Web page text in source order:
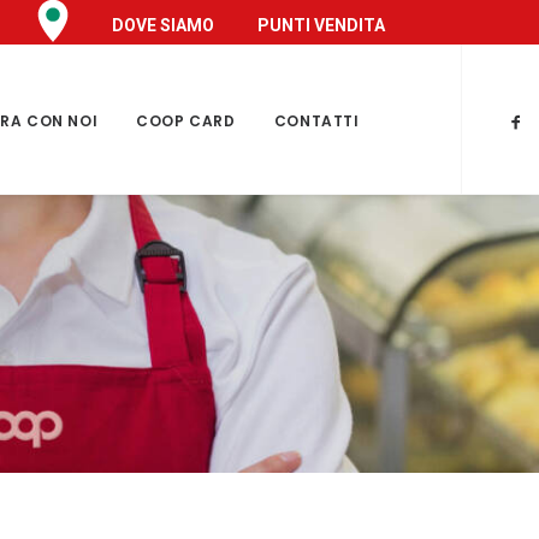
DOVE SIAMO PUNTI VENDITA
CON NOI COOP CARD CONTATTI